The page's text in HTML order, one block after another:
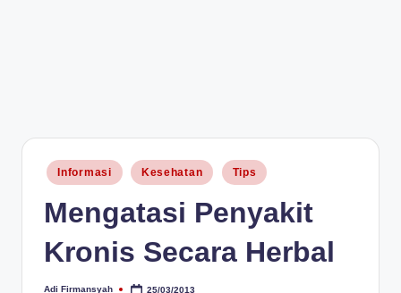
Posted
in
Informasi Kesehatan Tips
Mengatasi Penyakit
Kronis Secara Herbal
Adi Firmansyah 25/03/2013